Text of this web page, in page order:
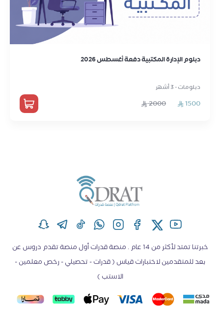
دبلوم الإدارة المكتبية دفعة أغسطس 2026
دبلومات - 3 أشهر
1500
2000
خبرتنا تمتد لأكثر من 14 عام . منصة قدرات أول منصة تقدم دروس عن
بعد للمتقدمين لاختبارات قياس ( قدرات - تحصيلي - رخص معلمين -
الاستب )